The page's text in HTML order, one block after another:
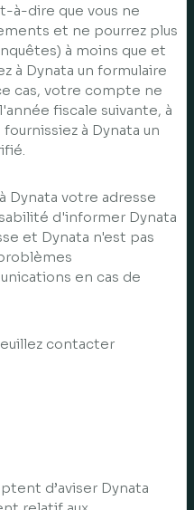
à-dire que vous ne
et ne pourrez plus
à moins que et
à Dynata un formulaire
cas, votre compte ne
fiscale suivante, à
à Dynata un
Dynata votre adresse
d'informer Dynata
et Dynata n'est pas
en cas de
contacter
d’aviser Dynata